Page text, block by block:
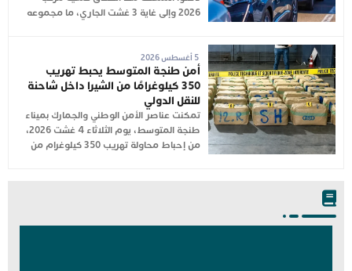
2026 وإلى غاية 3 غشت الجاري، ما مجموعه
5 أغسطس 2026
أمن طنجة المتوسط يحبط تهريب
350 كيلوغرامًا من الشيرا داخل شاحنة
للنقل الدولي
تمكنت عناصر الأمن الوطني والجمارك بميناء
طنجة المتوسط، يوم الثلاثاء 4 غشت 2026،
من إحباط محاولة تهريب 350 كيلوغرام من